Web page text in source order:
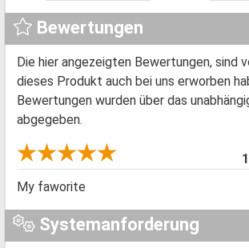
Bewertungen
Die hier angezeigten Bewertungen, sind
dieses Produkt auch bei uns erworben
Bewertungen wurden über das
abgegeben.
My faworite
Systemanforderung